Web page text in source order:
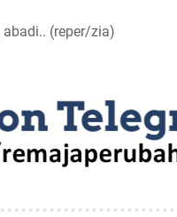
(reper/zia)